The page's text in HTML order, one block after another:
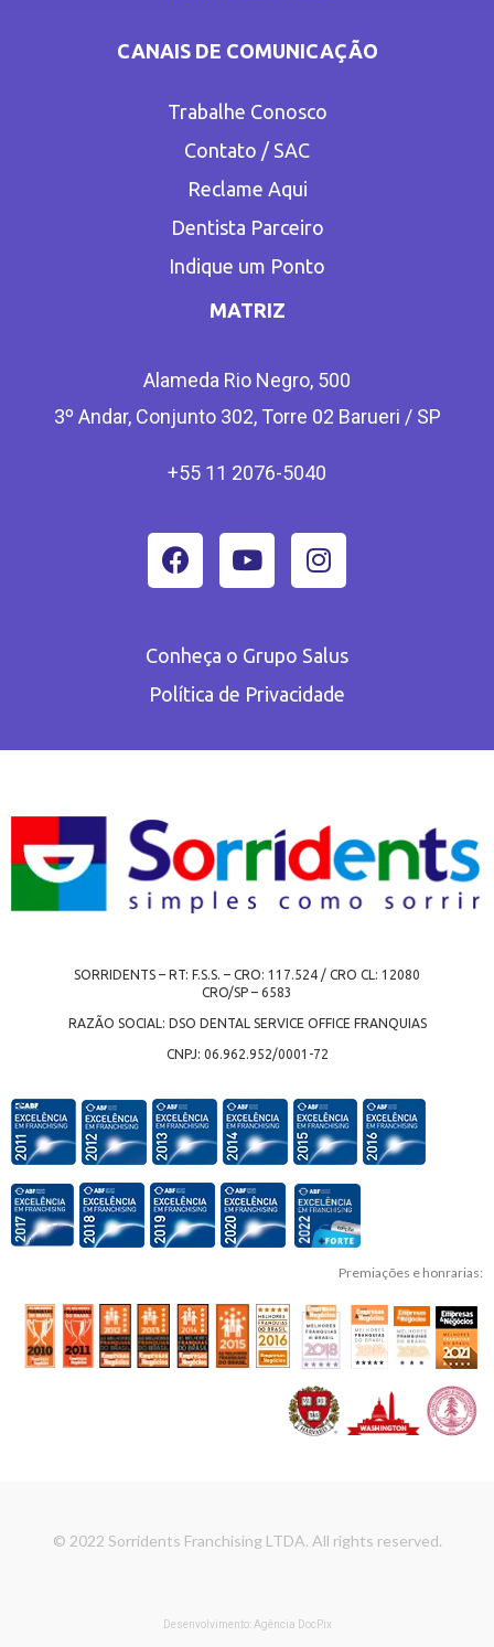
CANAIS DE COMUNICAÇÃO
Trabalhe Conosco
Contato / SAC
Reclame Aqui
Dentista Parceiro
Indique um Ponto
MATRIZ
Alameda Rio Negro, 500
3º Andar, Conjunto 302, Torre 02 Barueri / SP
+55 11 2076-5040
Conheça o Grupo Salus
Política de Privacidade
SORRIDENTS – RT: F.S.S. – CRO: 117.524 / CRO CL: 12080
CRO/SP – 6583
RAZÃO SOCIAL: DSO DENTAL SERVICE OFFICE FRANQUIAS
CNPJ: 06.962.952/0001-72
Premiações e honrarias:
© 2022 Sorridents Franchising LTDA. All rights reserved.
Desenvolvimento: Agência DocPix